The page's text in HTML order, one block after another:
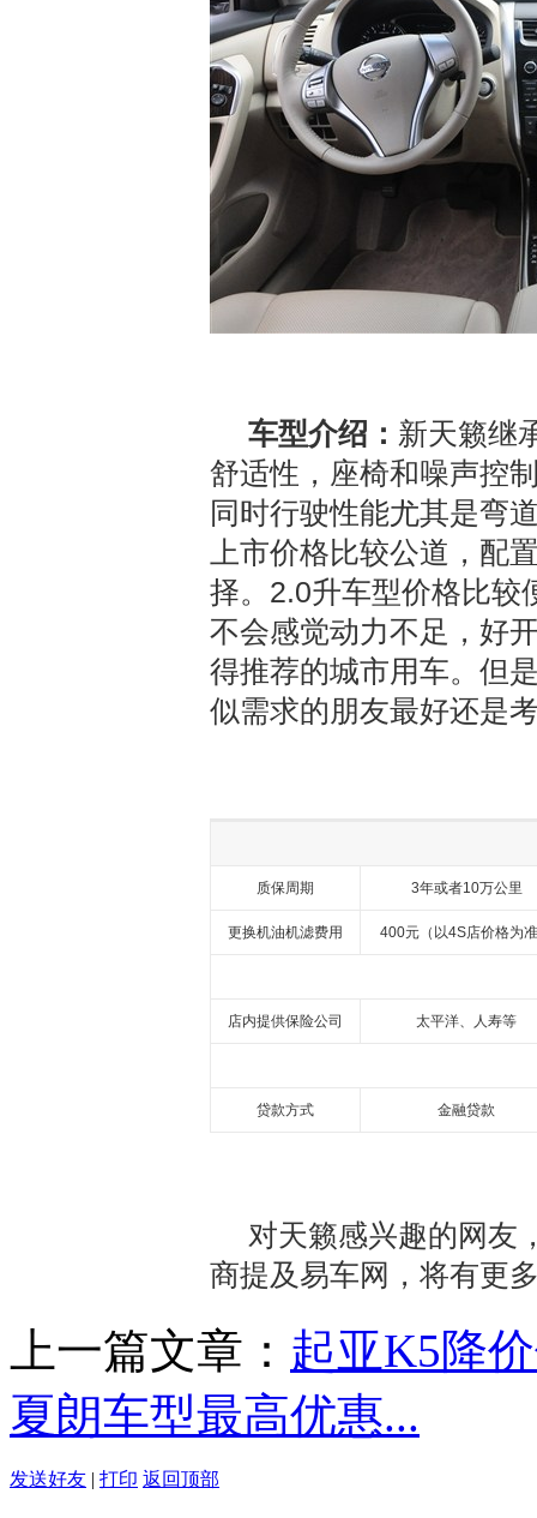
车型介绍： 新天籁继
舒适性，座椅和噪声控
同时行驶性能尤其是弯
上市价格比较公道，配
择。2.0升车型价格比较
不会感觉动力不足，好
得推荐的城市用车。但
似需求的朋友最好还是
质保周期 3年或者10万公里
更换机油机滤费用 400元（以4S店价格为
店内提供保险公司 太平洋、人寿等
贷款方式 金融贷款
对天籁感兴趣的网友
商提及易车网，将有更
上一篇文章： 起亚K5降
夏朗车型最高优惠...
发送好友 | 打印 返回顶部